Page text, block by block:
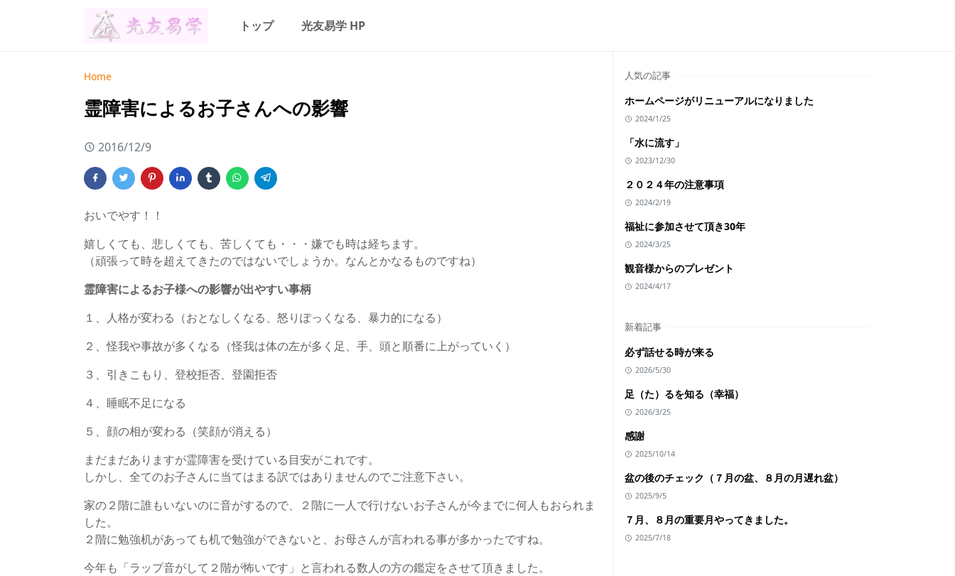
トップ 光友易学 HP
Home
霊障害によるお子さんへの影響
2016/12/9
おいでやす！！
嬉しくても、悲しくても、苦しくても・・・嫌でも時は経ちます。
（頑張って時を超えてきたのではないでしょうか。なんとかなるものですね）
霊障害によるお子様への影響が出やすい事柄
１、人格が変わる（おとなしくなる、怒りぽっくなる、暴力的になる）
２、怪我や事故が多くなる（怪我は体の左が多く足、手、頭と順番に上がっていく）
３、引きこもり、登校拒否、登園拒否
４、睡眠不足になる
５、顔の相が変わる（笑顔が消える）
まだまだありますが霊障害を受けている目安がこれです。
しかし、全てのお子さんに当てはまる訳ではありませんのでご注意下さい。
家の２階に誰もいないのに音がするので、２階に一人で行けないお子さんが今までに何人もおられま
した。
２階に勉強机があっても机で勉強ができないと、お母さんが言われる事が多かったですね。
今年も「ラップ音がして２階が怖いです」と言われる数人の方の鑑定をさせて頂きました。
人気の記事
ホームページがリニューアルになりました
2024/1/25
「水に流す」
2023/12/30
２０２４年の注意事項
2024/2/19
福祉に参加させて頂き30年
2024/3/25
観音様からのプレゼント
2024/4/17
新着記事
必ず話せる時が来る
2026/5/30
足（た）るを知る（幸福）
2026/3/25
感謝
2025/10/14
盆の後のチェック（７月の盆、８月の月遅れ盆）
2025/9/5
７月、８月の重要月やってきました。
2025/7/18